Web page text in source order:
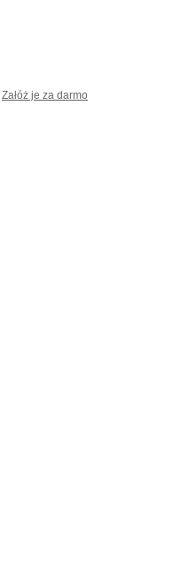
Załóż je za darmo